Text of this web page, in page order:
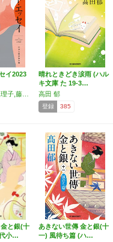
イ2023
晴れときどき涙雨 (ハル
キ文庫 た 19-3…
高田 郁
登録 385
と銀(十
小…
あきない世傳 金と銀(十
一) 風待ち篇 (ハ…